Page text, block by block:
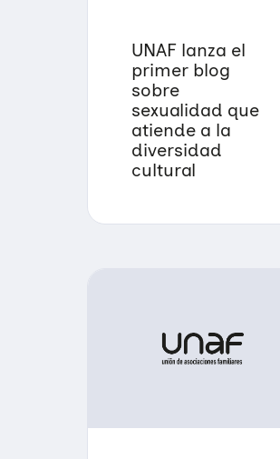
UNAF lanza el
primer blog
sobre
sexualidad que
atiende a la
diversidad
cultural